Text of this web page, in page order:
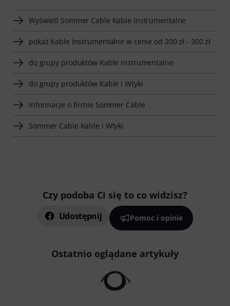
Wyświetl Sommer Cable Kable Instrumentalne
pokaż Kable Instrumentalne w cenie od 200 zł - 300 zł
do grupy produktów Kable Instrumentalne
do grupy produktów Kable i Wtyki
Informacje o firmie Sommer Cable
Sommer Cable Kable i Wtyki
Czy podoba Ci się to co widzisz?
Udostępnij Pomoc i opinie
Ostatnio oglądane artykuły